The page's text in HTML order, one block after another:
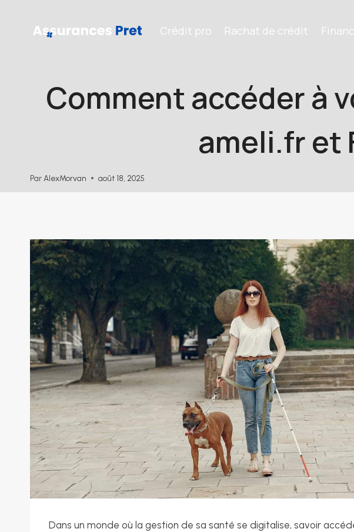
Crédit pro Rachat de crédit
Comment accéder à
ameli.fr et
Par AlexMorvan août 18, 2025
Dans un monde où la gestion de sa santé se digitalise, savoir